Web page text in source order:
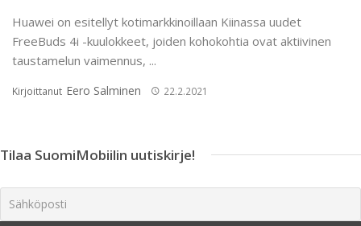
Huawei on esitellyt kotimarkkinoillaan Kiinassa uudet
FreeBuds 4i -kuulokkeet, joiden kohokohtia ovat aktiivinen
taustamelun vaimennus, ...
Kirjoittanut Eero Salminen 22.2.2021
Tilaa SuomiMobiilin uutiskirje!